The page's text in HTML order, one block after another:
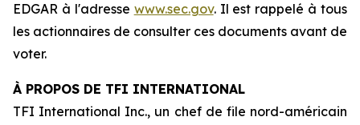
EDGAR à l'adresse www.sec.gov. Il est rappelé à tous
les actionnaires de consulter ces documents avant de
voter.
À PROPOS DE TFI INTERNATIONAL
TFI International Inc., un chef de file nord-américain